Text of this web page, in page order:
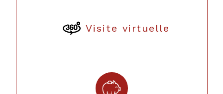
chauffage
Visite virtuelle